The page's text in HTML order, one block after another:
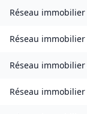
Réseau immobilier
Réseau immobilier
Réseau immobilier
Réseau immobilier